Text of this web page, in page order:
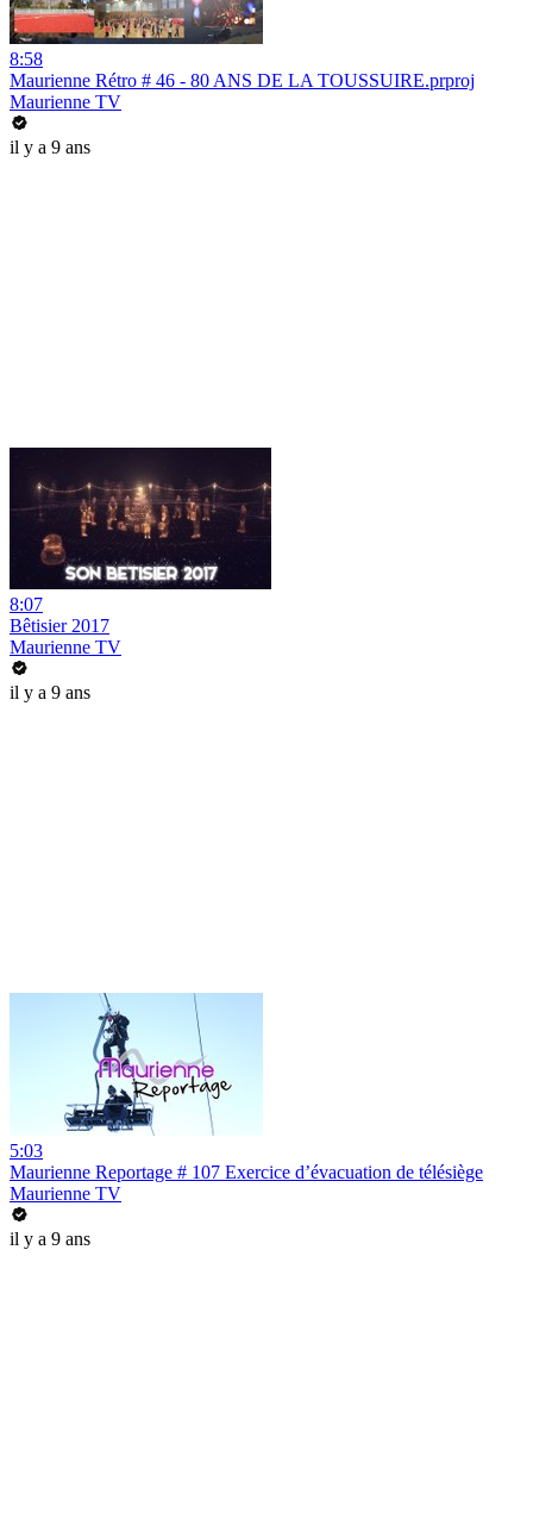
8:58
Maurienne Rétro # 46 - 80 ANS DE LA TOUSSUIRE.prproj
Maurienne TV
il y a 9 ans
8:07
Bêtisier 2017
Maurienne TV
il y a 9 ans
5:03
Maurienne Reportage # 107 Exercice d’évacuation de télésiège
Maurienne TV
il y a 9 ans